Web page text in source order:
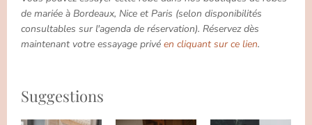
de mariée à Bordeaux, Nice et Paris (selon disponibilités
consultables sur l'agenda de réservation). Réservez dès
maintenant votre essayage privé en cliquant sur ce lien.
Suggestions